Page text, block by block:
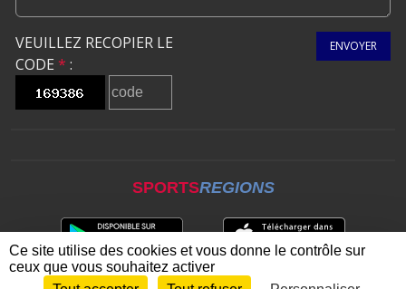
VEUILLEZ RECOPIER LE
CODE * :
ENVOYER
SPORTSREGIONS
Ce site utilise des cookies et vous donne le contrôle sur
ceux que vous souhaitez activer